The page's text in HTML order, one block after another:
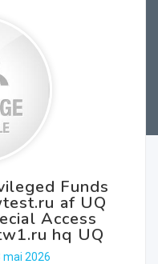
Funds
af UQ
Access
hq UQ
mai 2026